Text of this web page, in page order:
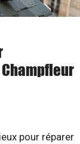
pour réparer